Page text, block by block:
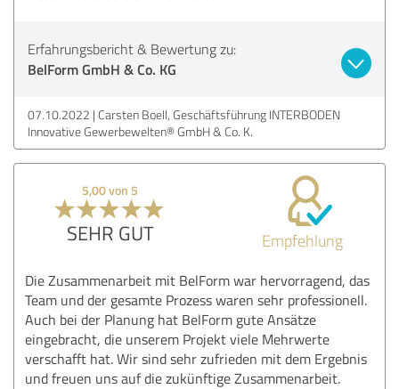
Erfahrungsbericht & Bewertung zu:
BelForm GmbH & Co. KG
07.10.2022 Carsten Boell, Geschäftsführung INTERBODEN
Innovative Gewerbewelten® GmbH & Co. K.
5,00 von 5
SEHR GUT Empfehlung
Die Zusammenarbeit mit BelForm war hervorragend, das
Team und der gesamte Prozess waren sehr professionell.
Auch bei der Planung hat BelForm gute Ansätze
eingebracht, die unserem Projekt viele Mehrwerte
verschafft hat. Wir sind sehr zufrieden mit dem Ergebnis
und freuen uns auf die zukünftige Zusammenarbeit.